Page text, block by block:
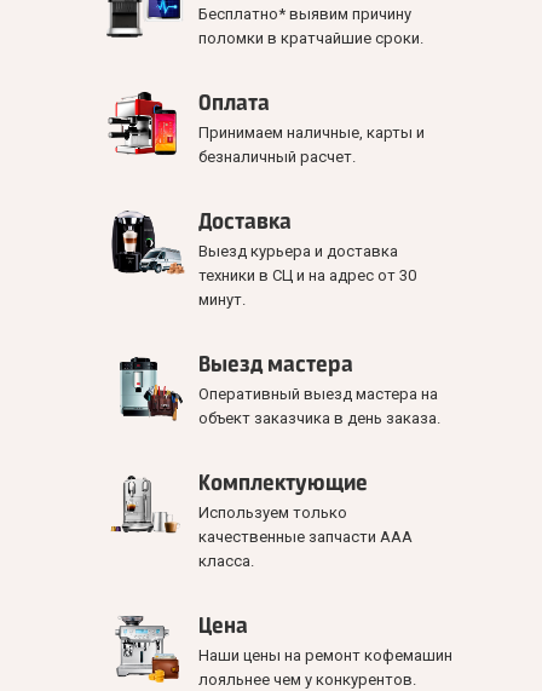
Бесплатно* выявим причину
поломки в кратчайшие сроки.
Оплата
Принимаем наличные, карты и
безналичный расчет.
Доставка
Выезд курьера и доставка
техники в СЦ и на адрес от 30
минут.
Выезд мастера
Оперативный выезд мастера на
объект заказчика в день заказа.
Комплектующие
Используем только
качественные запчасти ААА
класса.
Цена
Наши цены на ремонт кофемашин
лояльнее чем у конкурентов.